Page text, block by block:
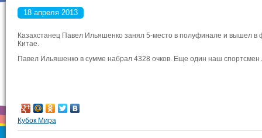
18 апреля 2013
Казахстанец Павел Ильяшенко занял 5-место в полуфинале и вышел в
Китае.
Павел Ильяшенко в сумме набрал 4328 очков. Еще один наш
Кубок Мира